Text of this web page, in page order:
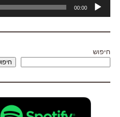
אודיו
00:00
חיפוש